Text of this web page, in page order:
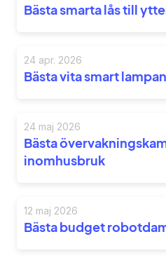
Bästa smarta lås till
24 apr. 2026
Bästa vita smart
24 maj 2026
Bästa
inomhusbruk
12 maj 2026
Bästa budget